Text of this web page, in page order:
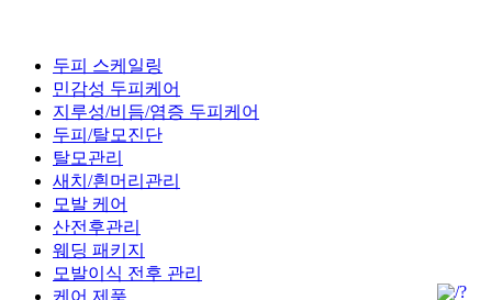
Close
Menu
두피 스케일링
민감성 두피케어
지루성/비듬/염증 두피케어
두피/탈모진단
탈모관리
새치/흰머리관리
모발 케어
산전후관리
웨딩 패키지
모발이식 전후 관리